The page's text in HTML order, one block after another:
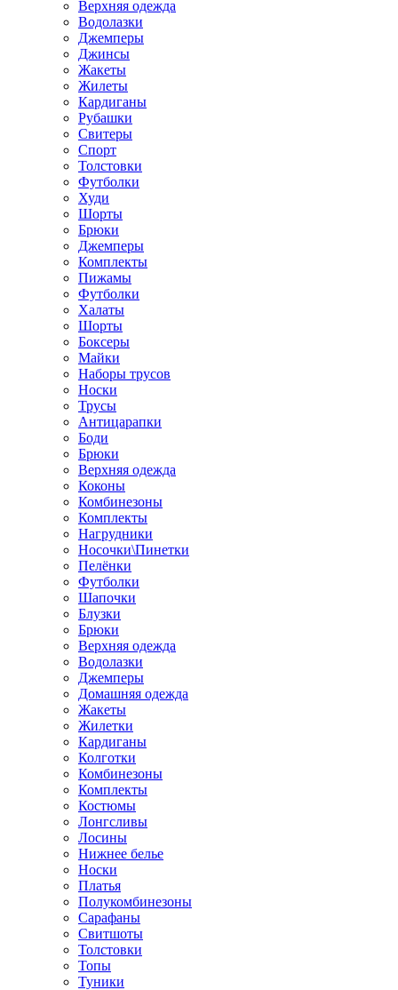
Верхняя одежда
Водолазки
Джемперы
Джинсы
Жакеты
Жилеты
Кардиганы
Рубашки
Свитеры
Спорт
Толстовки
Футболки
Худи
Шорты
Брюки
Джемперы
Комплекты
Пижамы
Футболки
Халаты
Шорты
Боксеры
Майки
Наборы трусов
Носки
Трусы
Антицарапки
Боди
Брюки
Верхняя одежда
Коконы
Комбинезоны
Комплекты
Нагрудники
Носочки\Пинетки
Пелёнки
Футболки
Шапочки
Блузки
Брюки
Верхняя одежда
Водолазки
Джемперы
Домашняя одежда
Жакеты
Жилетки
Кардиганы
Колготки
Комбинезоны
Комплекты
Костюмы
Лонгсливы
Лосины
Нижнее белье
Носки
Платья
Полукомбинезоны
Сарафаны
Свитшоты
Толстовки
Топы
Туники